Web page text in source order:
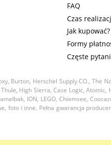
FAQ
Czas
Jak kupować?
Formy
Częste
Burton, Herschel Supply CO., The
High Sierra, Case Logic,
ION, LEGO, Chiemsee,
foto i inne. Pełna gwarancja